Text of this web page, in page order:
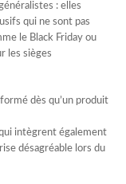
: elles
qui ne sont pas
le Black Friday ou
les sièges
dès qu’un produit
intègrent également
désagréable lors du